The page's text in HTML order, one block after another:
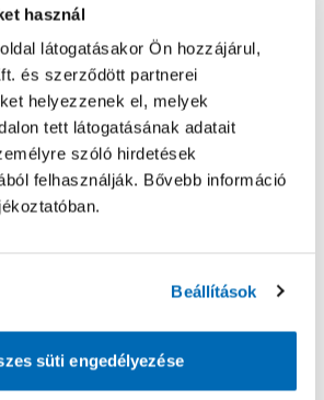
használ
látogatásakor Ön hozzájárul,
és szerződött partnerei
helyezzenek el, melyek
tett látogatásának adatait
szóló hirdetések
felhasználják. Bővebb információ
Beállítások
süti engedélyezése
Oldal újratöltése